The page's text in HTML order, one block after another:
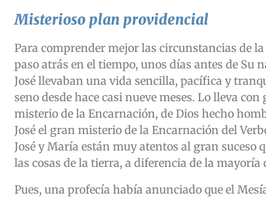
Misterioso plan providencial
Para comprender mejor las circunstancias de
paso atrás en el tiempo, unos días antes de Su
José llevaban una vida sencilla, pacífica y
seno desde hace casi nueve meses. Lo lleva
misterio de la Encarnación, de Dios hecho
José el gran misterio de la Encarnación del
José y María están muy atentos al gran suceso
las cosas de la tierra, a diferencia de la
Pues, una profecía había anunciado que el